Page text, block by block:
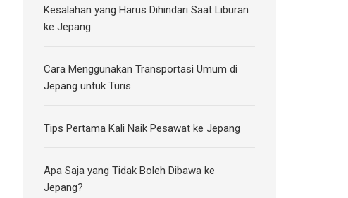
Kesalahan yang Harus Dihindari Saat Liburan
ke Jepang
Cara Menggunakan Transportasi Umum di
Jepang untuk Turis
Tips Pertama Kali Naik Pesawat ke Jepang
Apa Saja yang Tidak Boleh Dibawa ke
Jepang?